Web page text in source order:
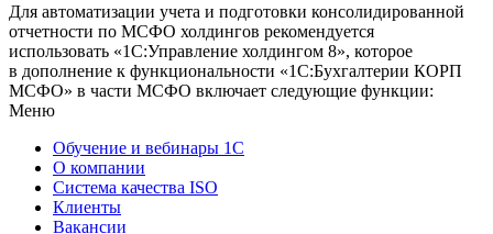
Для автоматизации учета и подготовки консолидированной
отчетности по МСФО холдингов рекомендуется
использовать «1С:Управление холдингом 8», которое
в дополнение к функциональности «1С:Бухгалтерии КОРП
МСФО» в части МСФО включает следующие функции:
Меню
Обучение и вебинары 1С
О компании
Система качества ISO
Клиенты
Вакансии